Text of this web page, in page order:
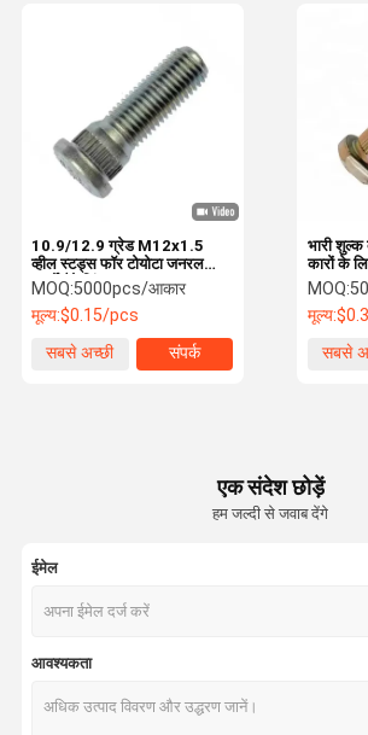
उत्पाद
कारखाने का दौरा गुणवत्ता नियंत्रण हमसे संपर्क करें
ट्रक का पहिया नट
पहिया संवर्धन
पहिया नट
भारी शुल्क
कारों के
Knurl 50
MOQ:
मूल्य:
सबसे
10.9/12.9 ग्रेड M12x1.5
व्हील स्टड्स फॉर टोयोटा जनरल
कार्गो पैकेजिंग
MOQ:5000pcs/आकार
मूल्य:$0.15/pcs
सबसे अच्छी
संपर्क
एक संदेश छोड़ें
हम जल्दी से जवाब देंगे
ईमेल
आवश्यकता